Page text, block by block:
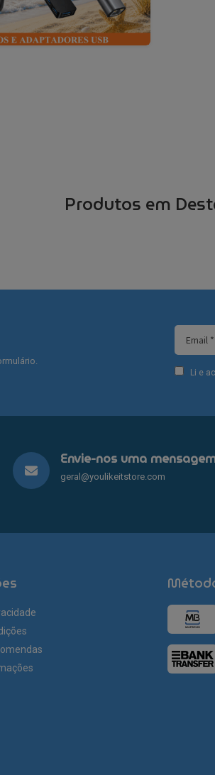
Produtos em
Li e
Envie-nos uma
geral@youlikeitstore.com